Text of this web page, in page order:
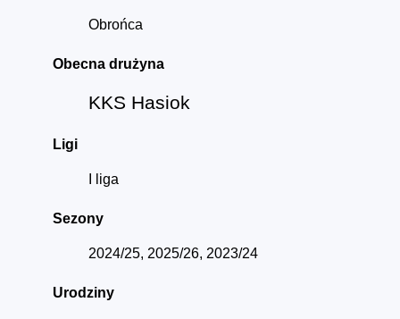
Obrońca
Obecna drużyna
KKS Hasiok
Ligi
I liga
Sezony
2024/25, 2025/26, 2023/24
Urodziny